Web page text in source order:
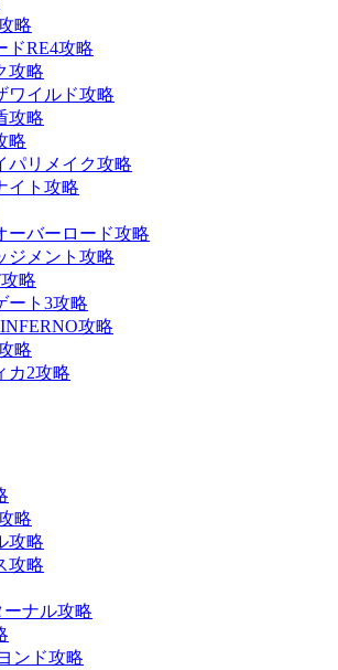
略
ドRE4攻略
攻略
ワイルド攻略
攻略
略
パリメイク攻略
イト攻略
ーバーロード攻略
ジメント攻略
略
ート3攻略
攻略
略
カ2攻略
略
攻略
攻略
ナル攻略
ンド攻略